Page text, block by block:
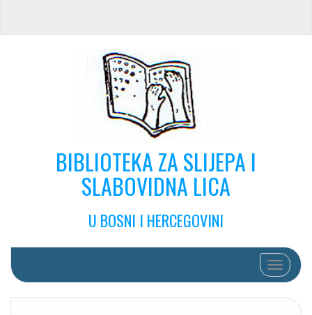
BIBLIOTEKA ZA SLIJEPA I
SLABOVIDNA LICA
U BOSNI I HERCEGOVINI
Toggle